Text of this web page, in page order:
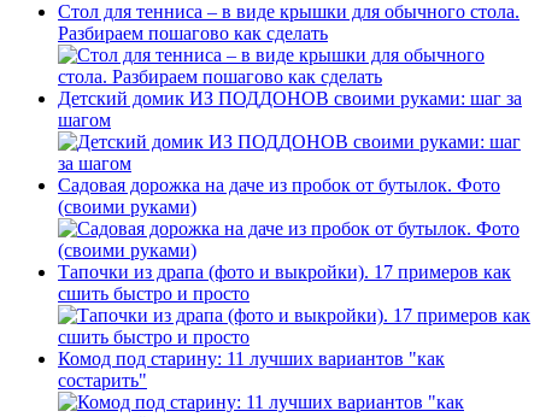
Стол для тенниса – в виде крышки для обычного стола.
Разбираем пошагово как сделать
Детский домик ИЗ ПОДДОНОВ своими руками: шаг за
шагом
Садовая дорожка на даче из пробок от бутылок. Фото
(своими руками)
Тапочки из драпа (фото и выкройки). 17 примеров как
сшить быстро и просто
Комод под старину: 11 лучших вариантов "как
состарить"